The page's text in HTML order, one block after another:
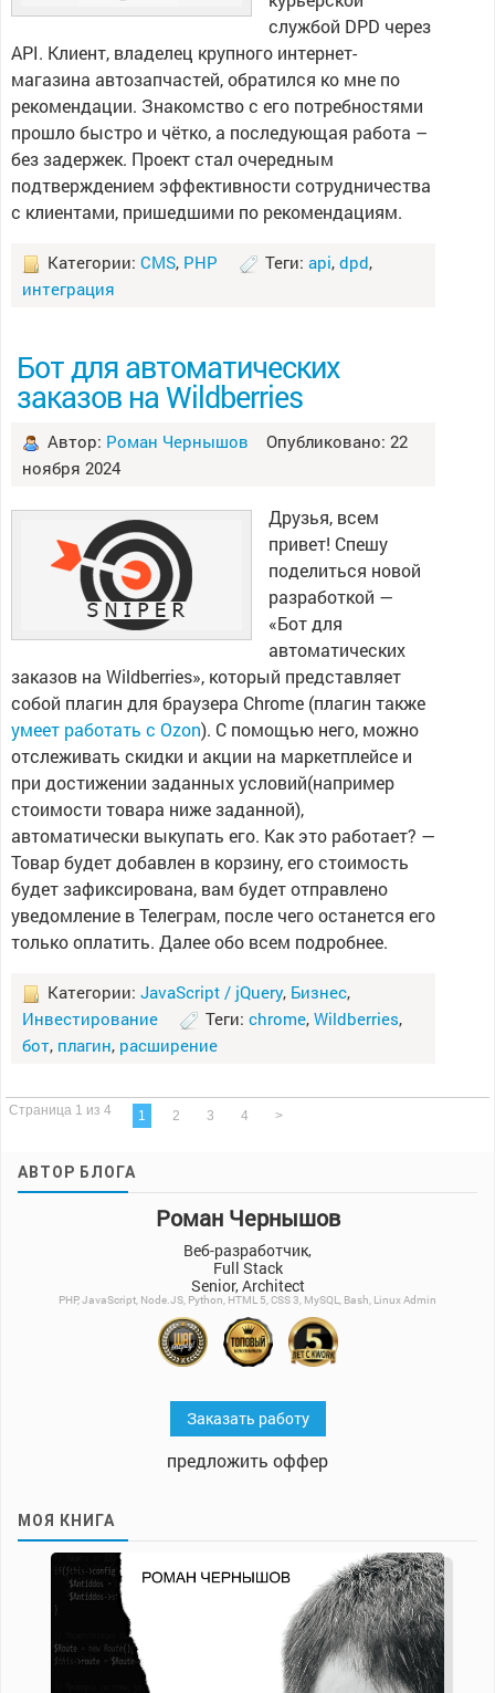
службой DPD через
API. Клиент, владелец крупного интернет-
магазина автозапчастей, обратился ко мне по
рекомендации. Знакомство с его потребностями
прошло быстро и чётко, а последующая работа –
без задержек. Проект стал очередным
подтверждением эффективности сотрудничества
с клиентами, пришедшими по рекомендациям.
Категории: CMS, PHP Теги: api, dpd,
интеграция
Бот для автоматических
заказов на Wildberries
Автор: Роман Чернышов Опубликовано: 22
ноября 2024
Друзья, всем
привет! Спешу
поделиться новой
разработкой —
«Бот для
автоматических
заказов на Wildberries», который представляет
собой плагин для браузера Chrome (плагин также
умеет работать с Ozon). С помощью него, можно
отслеживать скидки и акции на маркетплейсе и
при достижении заданных условий(например
стоимости товара ниже заданной),
автоматически выкупать его. Как это работает? —
Товар будет добавлен в корзину, его стоимость
будет зафиксирована, вам будет отправлено
уведомление в Телеграм, после чего останется его
только оплатить. Далее обо всем подробнее.
Категории: JavaScript / jQuery, Бизнес,
Инвестирование
Теги: chrome, Wildberries,
бот, плагин, расширение
Страница 1 из 4 1 2 3 4 >
АВТОР БЛОГА
Роман Чернышов
Веб-разработчик,
Full Stack
Senior, Architect
PHP, JavaScript, Node.JS, Python, HTML 5, CSS 3, MySQL, Bash, Linux Admin
Заказать работу
предложить оффер
МОЯ КНИГА